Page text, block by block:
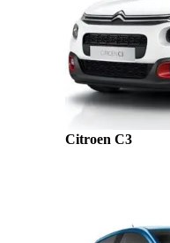
Citroen C3